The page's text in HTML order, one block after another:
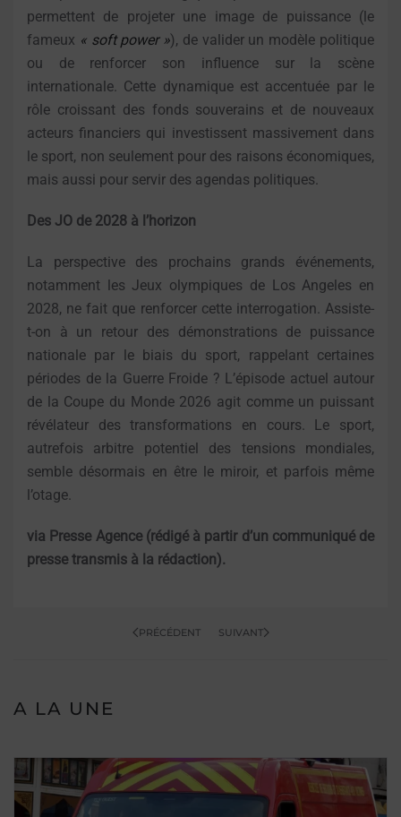
permettent de projeter une image de puissance (le
fameux « soft power »), de valider un modèle politique
ou de renforcer son influence sur la scène
internationale. Cette dynamique est accentuée par le
rôle croissant des fonds souverains et de nouveaux
acteurs financiers qui investissent massivement dans
le sport, non seulement pour des raisons économiques,
mais aussi pour servir des agendas politiques.
Des JO de 2028 à l’horizon
La perspective des prochains grands événements,
notamment les Jeux olympiques de Los Angeles en
2028, ne fait que renforcer cette interrogation. Assiste-
t-on à un retour des démonstrations de puissance
nationale par le biais du sport, rappelant certaines
périodes de la Guerre Froide ? L’épisode actuel autour
de la Coupe du Monde 2026 agit comme un puissant
révélateur des transformations en cours. Le sport,
autrefois arbitre potentiel des tensions mondiales,
semble désormais en être le miroir, et parfois même
l’otage.
via Presse Agence (rédigé à partir d’un communiqué de
presse transmis à la rédaction).
PRÉCÉDENT SUIVANT
A LA UNE